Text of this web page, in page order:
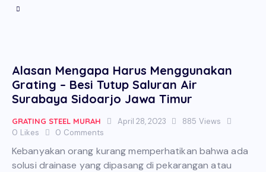
Alasan Mengapa Harus Menggunakan
Grating – Besi Tutup Saluran Air
Surabaya Sidoarjo Jawa Timur
GRATING STEEL MURAH April 28, 2023 885 Views
0 Likes 0 Comments
Kebanyakan orang kurang memperhatikan bahwa ada
solusi drainase yang dipasang di pekarangan atau